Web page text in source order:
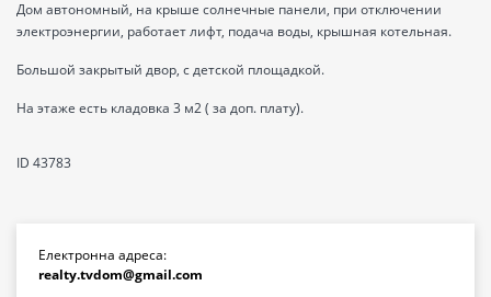
Дом автономный, на крыше солнечные панели, при отключении
электроэнергии, работает лифт, подача воды, крышная котельная.
Большой закрытый двор, с детской площадкой.
На этаже есть кладовка 3 м2 ( за доп. плату).
ID 43783
Електронна адреса:
realty.tvdom@gmail.com